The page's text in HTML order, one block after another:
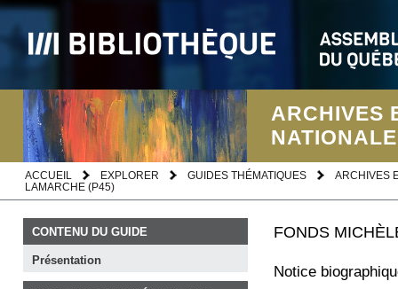
ARCHIVES
ACCUEIL EXPLORER GUIDES THÉMATIQUES
ARCHIVES
LAMARCHE (P45)
CONTENU DU GUIDE
Présentation
FONDS
Notice